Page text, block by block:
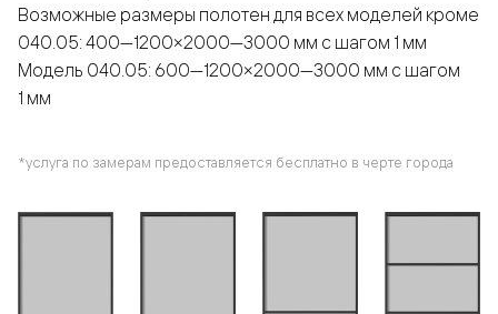
Возможные размеры полотен для всех моделей кроме
040.05: 400—1200×2000—3000 мм с шагом 1 мм
Модель 040.05: 600—1200×2000—3000 мм с шагом
1 мм
*услуга по замерам предоставляется бесплатно в черте города